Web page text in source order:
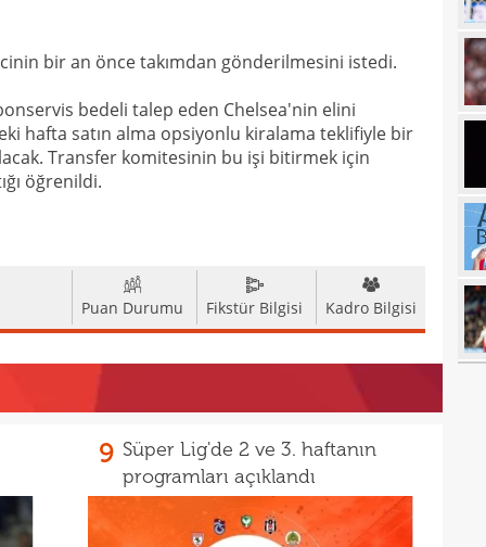
bir an önce takımdan gönderilmesini istedi.
bedeli talep eden Chelsea'nin elini
hafta satın alma opsiyonlu kiralama teklifiyle bir
Transfer komitesinin bu işi bitirmek için
öğrenildi.
Puan Durumu Fikstür Bilgisi Kadro Bilgisi
9 Süper Lig'de 2 ve 3. haftanın
programları açıklandı
İki